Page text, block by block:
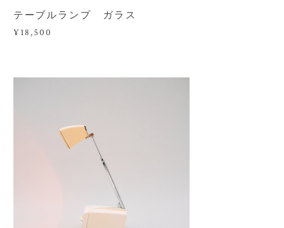
テーブルランプ ガラス
¥18,500